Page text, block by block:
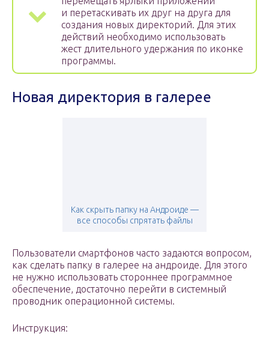
и перетаскивать их друг на друга для
создания новых директорий. Для этих
действий необходимо использовать
жест длительного удержания по иконке
программы.
Новая директория в галерее
Как скрыть папку на Андроиде —
все способы спрятать файлы
Пользователи смартфонов часто задаются вопросом,
как сделать папку в галерее на андроиде. Для этого
не нужно использовать стороннее программное
обеспечение, достаточно перейти в системный
проводник операционной системы.
Инструкция: